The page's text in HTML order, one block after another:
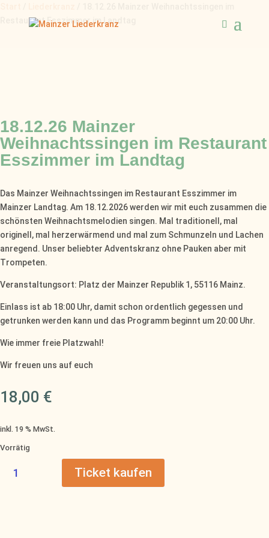
Restaurant Esszimmer im Landtag
18.12.26 Mainzer
Weihnachtssingen im Restaurant
Esszimmer im Landtag
Das Mainzer Weihnachtssingen im Restaurant Esszimmer im
Mainzer Landtag. Am 18.12.2026 werden wir mit euch zusammen die
schönsten Weihnachtsmelodien singen. Mal traditionell, mal
originell, mal herzerwärmend und mal zum Schmunzeln und Lachen
anregend. Unser beliebter Adventskranz ohne Pauken aber mit
Trompeten.
Veranstaltungsort: Platz der Mainzer Republik 1, 55116 Mainz.
Einlass ist ab 18:00 Uhr, damit schon ordentlich gegessen und
getrunken werden kann und das Programm beginnt um 20:00 Uhr.
Wie immer freie Platzwahl!
Wir freuen uns auf euch
18,00 €
inkl. 19 % MwSt.
Vorrätig
Mainzer
Weihnachtssingen
Ticket kaufen